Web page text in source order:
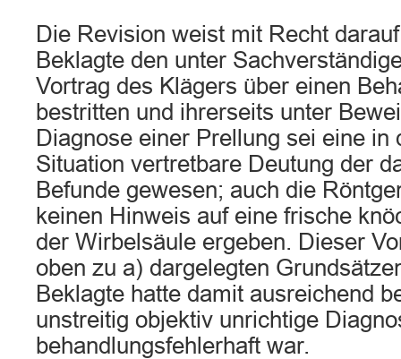
Die Revision weist mit Recht
Beklagte den unter
Vortrag des Klägers über einen
bestritten und ihrerseits unter
Diagnose einer Prellung sei eine in
Situation vertretbare Deutung der
Befunde gewesen; auch die
keinen Hinweis auf eine frische
der Wirbelsäule ergeben. Dieser
oben zu a) dargelegten
Beklagte hatte damit ausreichend
unstreitig objektiv unrichtige
behandlungsfehlerhaft war.